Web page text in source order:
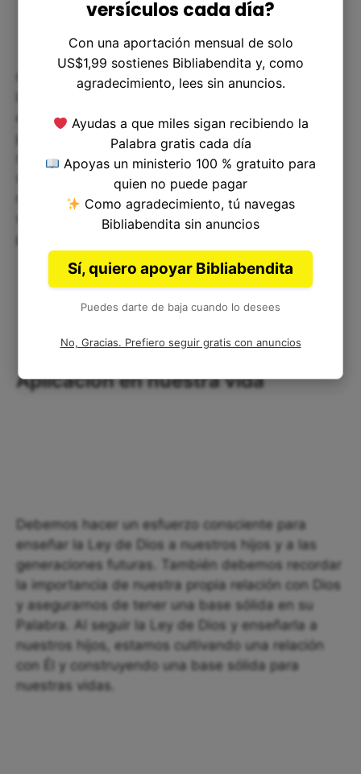
Otra lección importante de este versículo es que
es un testimonio de su amor y fidelidad hacia su
pueblo. Debemos recordar que la Ley de Dios no
solo es un conjunto de normas para ser seguidas,
sino que es una promesa de su amor y un
recordatorio de su compromiso hacia nosotros. Al
seguir sus mandamientos, somos bendecidos y
protegidos por su amor.
Aplicación en nuestra vida
Debemos hacer un esfuerzo consciente para
enseñar la Ley de Dios a nuestros hijos y a las
generaciones futuras. También debemos recordar
la importancia de nuestra propia relación con Dios
y asegurarnos de tener una base sólida en su
Palabra. Al seguir la Ley de Dios y enseñarla a
nuestros hijos, estamos cultivando una relación
con Él y construyendo una base sólida para
nuestras vidas.
versículos cada día?
Con una aportación mensual de solo
US$1,99 sostienes Bibliabendita y, como
agradecimiento, lees sin anuncios.
Ayudas a que miles sigan recibiendo la
Palabra gratis cada día
Apoyas un ministerio 100 % gratuito para
quien no puede pagar
Como agradecimiento, tú navegas
Bibliabendita sin anuncios
Sí, quiero apoyar Bibliabendita
Puedes darte de baja cuando lo desees
No, Gracias. Prefiero seguir gratis con anuncios